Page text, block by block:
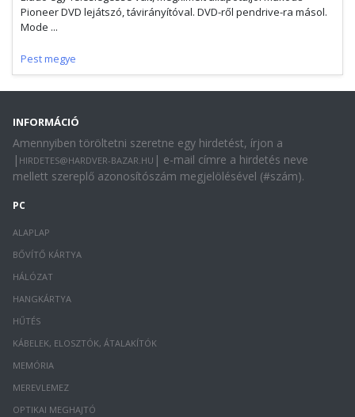
Pioneer DVD lejátszó, távirányítóval. DVD-ről pendrive-ra másol.
Mode ...
Pest megye
INFORMÁCIÓ
Amennyiben töröltetni szeretne egy hirdetést, írjon a
| HIRDETES@HARDVER-BAZAR.HU | e-mail címre a hirdetés neve
mellett szereplő azonosítószám megjelölésével (#szám).
PC
ALAPLAP
BŐVÍTŐ KÁRTYA
HÁLÓZAT
HANGKÁRTYA
HŰTÉS
KÁBELEK, ELOSZTÓK, ÁTALAKÍTÓK
MEMÓRIA
MEREVLEMEZ
OPTIKAI MEGHAJTÓ